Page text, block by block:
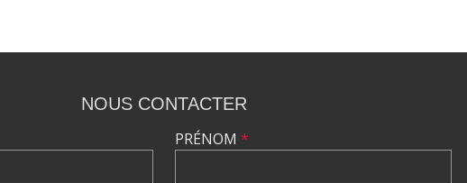
NOUS CONTACTER
PRÉNOM *